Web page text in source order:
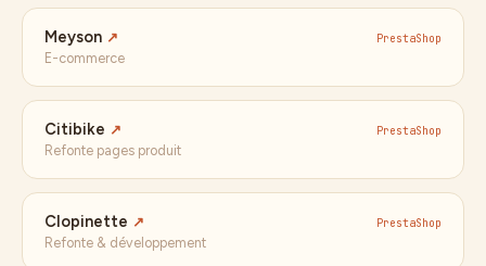
Meyson ↗ PrestaShop
E-commerce
Citibike ↗ PrestaShop
Refonte pages produit
Clopinette ↗ PrestaShop
Refonte & développement